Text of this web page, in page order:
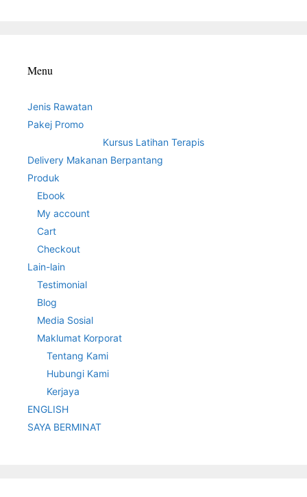
Menu
Jenis Rawatan
Pakej Promo
Kursus Latihan Terapis
Delivery Makanan Berpantang
Produk
Ebook
My account
Cart
Checkout
Lain-lain
Testimonial
Blog
Media Sosial
Maklumat Korporat
Tentang Kami
Hubungi Kami
Kerjaya
ENGLISH
SAYA BERMINAT